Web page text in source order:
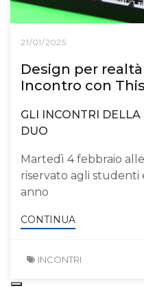
21/01/2025
Design per
Incontro con
GLI INCONTRI
DUO
Martedì 4 febbraio
riservato agli studenti
anno
CONTINUA
INCONTRI